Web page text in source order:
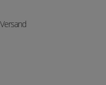
Versand